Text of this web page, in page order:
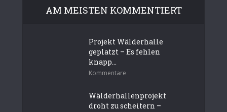
AM MEISTEN KOMMENTIERT
Projekt Wälderhalle
geplatzt – Es fehlen
knapp...
Kommentare
Wälderhallenprojekt
droht zu scheitern –